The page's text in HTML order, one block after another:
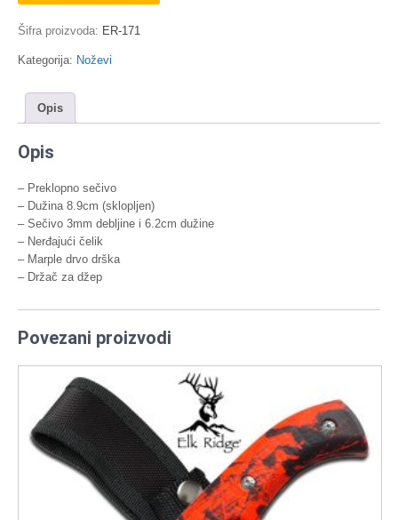
Šifra proizvoda: ER-171
Kategorija: Noževi
Opis
Opis
– Preklopno sečivo
– Dužina 8.9cm (sklopljen)
– Sečivo 3mm debljine i 6.2cm dužine
– Nerđajući čelik
– Marple drvo drška
– Držač za džep
Povezani proizvodi